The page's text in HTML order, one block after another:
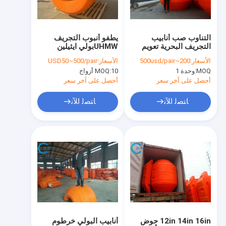
برنامج VR
جولة في المصنع
مراقبة الجودة
اتصل بنا
اطلب اقتباس
يطفو أنبوب التجريف
UHMWبولي ايثيلين
ايثيلين العوامات خرطوم
طوق تعويم
الأسعار:USD50~500/pair
MOQ:10 أزواج
أحصل على آخر سعر
ﺎﺘﺼﻟ ﺍﻶﻧ
التناوب صب أنابيب
التجريف البحرية تعويم
رغوة مملوءة البولي
يوريثين عالية الكثافة
الأسعار:200~500usd/pair
MOQ: وحدة 1
أحصل على آخر سعر
ﺎﺘﺼﻟ ﺍﻶﻧ
أنابيب البولي خرطوم
12in 14in 16in حوض